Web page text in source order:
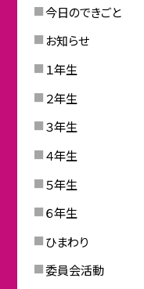
今日のできごと
お知らせ
１年生
２年生
３年生
４年生
５年生
６年生
ひまわり
委員会活動